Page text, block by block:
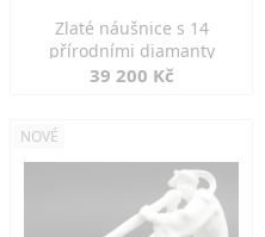
Zlaté náušnice s 14
přírodními diamanty
39 200 Kč
NOVÉ